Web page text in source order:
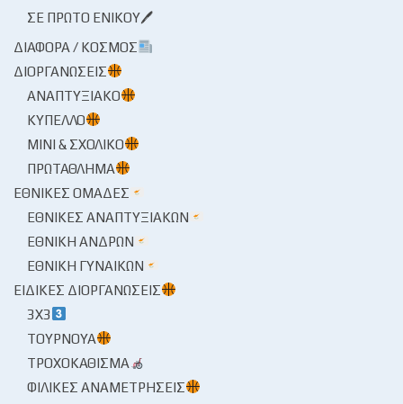
ΣΕ ΠΡΏΤΟ ΕΝΙΚΟΎ🖊
ΔΙΆΦΟΡΑ / ΚΌΣΜΟΣ
ΔΙΟΡΓΑΝΏΣΕΙΣ
ΑΝΑΠΤΥΞΙΑΚΌ
ΚΎΠΕΛΛΟ
ΜΊΝΙ & ΣΧΟΛΙΚΌ
ΠΡΩΤΆΘΛΗΜΑ
ΕΘΝΙΚΈΣ ΟΜΆΔΕΣ
ΕΘΝΙΚΈΣ ΑΝΑΠΤΥΞΙΑΚΏΝ
ΕΘΝΙΚΉ ΑΝΔΡΏΝ
ΕΘΝΙΚΉ ΓΥΝΑΙΚΏΝ
ΕΙΔΙΚΈΣ ΔΙΟΡΓΑΝΏΣΕΙΣ
3X3
ΤΟΥΡΝΟΥΆ
ΤΡΟΧΟΚΆΘΙΣΜΑ
ΦΙΛΙΚΈΣ ΑΝΑΜΕΤΡΉΣΕΙΣ